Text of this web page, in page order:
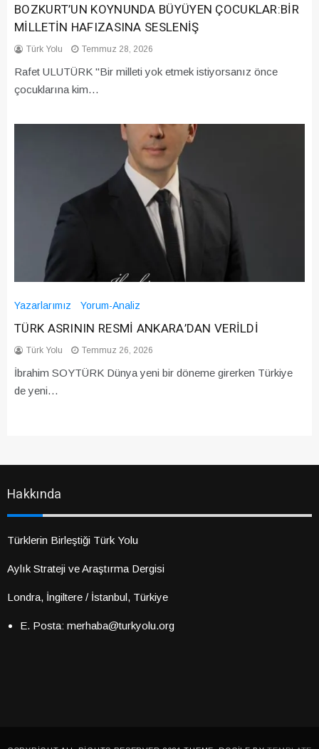
BOZKURT’UN KOYNUNDA BÜYÜYEN ÇOCUKLAR:BİR
MİLLETİN HAFIZASINA SESLENİŞ
Türk Yolu Temmuz 28, 2026
Rafet ULUTÜRK "Bir milleti yok etmek istiyorsanız önce
çocuklarına kim…
Yazarlarımız Yorum-Analiz
TÜRK ASRININ RESMİ ANKARA’DAN VERİLDİ
Türk Yolu Temmuz 26, 2026
İbrahim SOYTÜRK Dünya yeni bir döneme girerken Türkiye
de yeni…
Hakkında
Türklerin Birleştiği Türk Yolu
Aylık Strateji ve Araştırma Dergisi
Londra, İngiltere / İstanbul, Türkiye
E. Posta: merhaba@turkyolu.org